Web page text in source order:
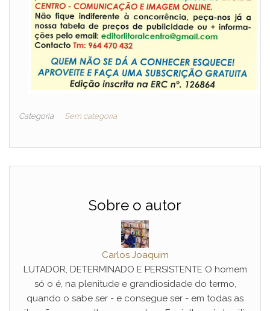
Categoria Sem categoria
Sobre o autor
Carlos Joaquim
LUTADOR, DETERMINADO E PERSISTENTE O homem
só o é, na plenitude e grandiosidade do termo,
quando o sabe ser - e consegue ser - em todas as